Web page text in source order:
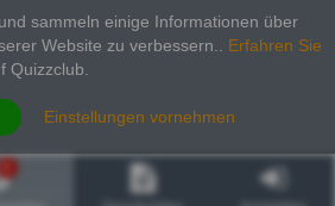
sammeln einige Informationen über
Website zu verbessern.
Erfahren Sie
Quizzclub.
Einstellungen vornehmen